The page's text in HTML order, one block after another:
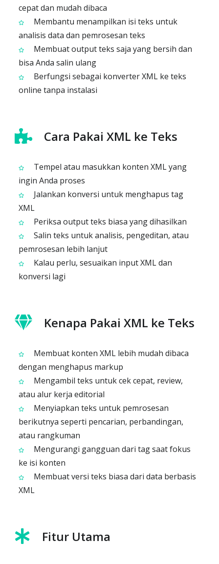
cepat dan mudah dibaca
Membantu menampilkan isi teks untuk
analisis data dan pemrosesan teks
Membuat output teks saja yang bersih dan
bisa Anda salin ulang
Berfungsi sebagai konverter XML ke teks
online tanpa instalasi
Cara Pakai XML ke Teks
Tempel atau masukkan konten XML yang
ingin Anda proses
Jalankan konversi untuk menghapus tag
XML
Periksa output teks biasa yang dihasilkan
Salin teks untuk analisis, pengeditan, atau
pemrosesan lebih lanjut
Kalau perlu, sesuaikan input XML dan
konversi lagi
Kenapa Pakai XML ke Teks
Membuat konten XML lebih mudah dibaca
dengan menghapus markup
Mengambil teks untuk cek cepat, review,
atau alur kerja editorial
Menyiapkan teks untuk pemrosesan
berikutnya seperti pencarian, perbandingan,
atau rangkuman
Mengurangi gangguan dari tag saat fokus
ke isi konten
Membuat versi teks biasa dari data berbasis
XML
Fitur Utama